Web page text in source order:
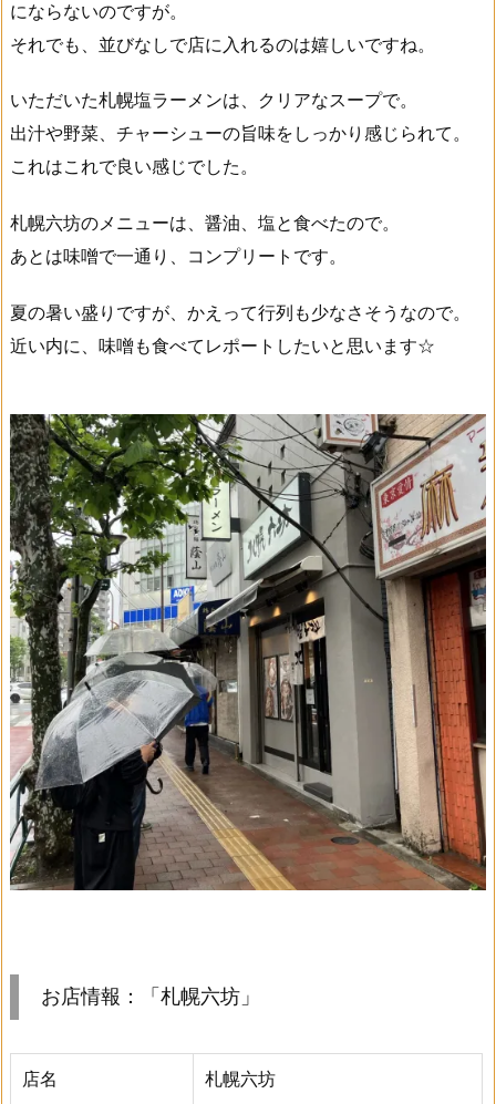
にならないのですが。
それでも、並びなしで店に入れるのは嬉しいですね。
いただいた札幌塩ラーメンは、クリアなスープで。
出汁や野菜、チャーシューの旨味をしっかり感じられて。
これはこれで良い感じでした。
札幌六坊のメニューは、醤油、塩と食べたので。
あとは味噌で一通り、コンプリートです。
夏の暑い盛りですが、かえって行列も少なさそうなので。
近い内に、味噌も食べてレポートしたいと思います☆
お店情報：「札幌六坊」
店名 札幌六坊